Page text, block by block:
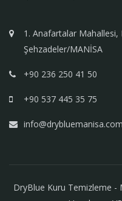
1. Anafartalar Mahallesi,
Şehzadeler/MANİSA
+90 236 250 41 50
+90 537 445 35 75
info@drybluemanisa.com
DryBlue Kuru Temizleme -